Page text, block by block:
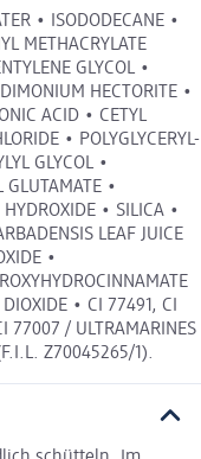
• ISODODECANE •
METHACRYLATE
GLYCOL •
HECTORITE •
ACID • CETYL
• POLYGLYCERYL-
GLYCOL •
GLUTAMATE •
• SILICA •
LEAF JUICE
•
• CI 77491, CI
77007 / ULTRAMARINES
Z70045265/1).